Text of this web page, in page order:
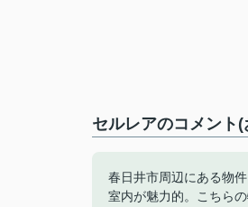
セルレアのコメント
春日井市周辺にある物
室内が魅力的。こちら